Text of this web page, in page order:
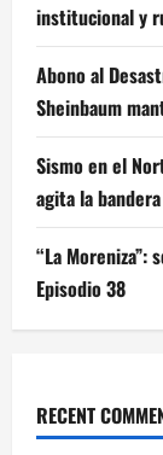
institucional y
Abono al
Sheinbaum
Sismo en el
agita la
“La Moreniza”:
Episodio 38
RECENT